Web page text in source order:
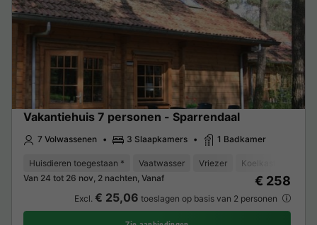
Vakantiehuis 7 personen - Sparrendaal
7 Volwassenen 3 Slaapkamers 1 Badkamer
Huisdieren toegestaan * Vaatwasser Vriezer Koelkast
Van 24 tot 26 nov, 2 nachten, Vanaf
€ 258
Excl. € 25,06 toeslagen op basis van 2 personen